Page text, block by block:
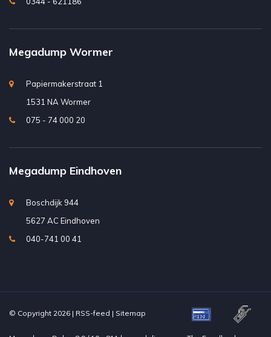
Megadump Wormer
Papiermakerstraat 1
1531 NA Wormer
075 - 74 000 20
Megadump Eindhoven
Boschdijk 944
5627 AC Eindhoven
040-741 00 41
© Copyright 2026 | RSS-feed | Sitemap